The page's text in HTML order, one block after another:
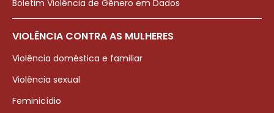
Boletim Violência de Gênero em Dados
VIOLÊNCIA CONTRA AS MULHERES
Violência doméstica e familiar
Violência sexual
Feminicídio